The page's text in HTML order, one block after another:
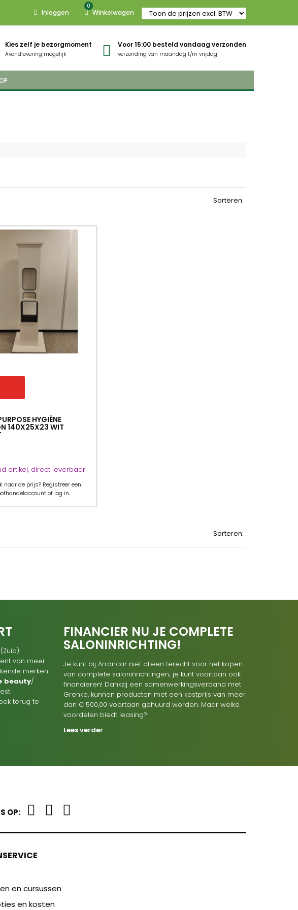
Inloggen
0
Winkelwagen
Kies zelf je bezorgmoment
Avondlevering mogelijk
Voor 15:00 besteld vandaag verzonden
verzending van maandag t/m vrijdag
Sorteren:
HYGIËNE
140X25X23 WIT
artikel, direct leverbaar
naar de prijs? Registreer een
of log in.
Sorteren:
van meer
merken
beauty/
terug te
FINANCIER NU JE COMPLETE
SALONINRICHTING!
Je kunt bij Arrancar niet alleen terecht voor het kopen
van complete saloninrichtingen; je kunt voortaan ook
financieren! Dankzij een samenwerkingsverband met
Grenke, kunnen producten met een kostprijs van meer
dan € 500,00 voortaan gehuurd worden. Maar welke
voordelen biedt leasing?
Lees verder
OP:
en cursussen
en kosten